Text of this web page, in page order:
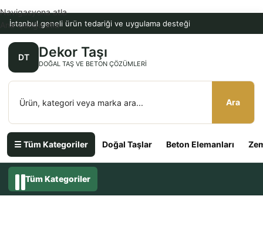
İstanbul geneli ürün tedariği ve uygulama desteği
DT Dekor Taşı
DOĞAL TAŞ VE BETON ÇÖZÜMLERI
Ara
☰ Tüm Kategoriler Doğal Taşlar Beton Elemanları
Navigasyona atla
Ana içeriğe atla
Tüm Kategoriler